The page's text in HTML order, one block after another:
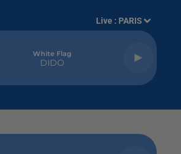
Live : PARIS
White Flag
DIDO